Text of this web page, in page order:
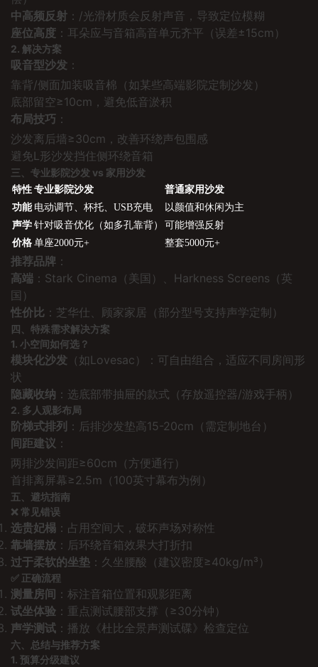
中高频反射 ：/光滑材质会反射声音，导致定位模糊
座位高度 ：耳朵应与音箱高音单元齐平（误差±15cm）
2. 解决方案
吸音型沙发 ：
靠背/侧面加装吸音棉（如某些高端影院定制沙发）
底部留空≥10cm，避免低音淤积
布局技巧 ：
沙发离后墙≥30cm，改善环绕声包围感
避免L形沙发挡住侧环绕音箱
三、专业影院沙发 vs 家用沙发
特性 专业影院沙发
普通家用沙发
功能 电动调节、杯托、USB充电
以颜值和休闲为主
声学 针对吸音优化（如多孔靠背）
可能增强反射
价格 单座2000元+ 整套5000元+
推荐品牌 ：
高端 ：Stark Cinema（美国）、Harkness Screens（英
国）
性价比 ：芝华仕、顾家家居（部分型号支持声学定制）
四、特殊需求解决方案
1. 小空间如何选？
模块化沙发 （如Lovesac）：可自由组合，适应不同房间形
状
隐藏收纳 ：选底部带抽屉的款式（存放遥控器/游戏手柄）
2. 多人观影布局
阶梯式排列 ：后排沙发垫高15-20cm（需定制地台）
间距建议 ：
两排沙发间距≥60cm（方便通行）
首排离屏幕≥2.5m（100英寸幕布为例）
五、避坑指南
❌ 常见错误
选贵妃榻 ：占用空间大，破坏声场对称性
靠墙摆放 ：后环绕音箱效果大打折扣
过于柔软的坐垫 ：久坐腰酸（建议密度≥40kg/m³）
✅ 正确流程
测量房间 ：标注音箱位置和观影距离
试坐体验 ：重点测试腰部支撑（≥30分钟）
声学测试 ：播放《杜比全景声测试碟》检查定位
六、总结与推荐方案
1. 预算分级建议